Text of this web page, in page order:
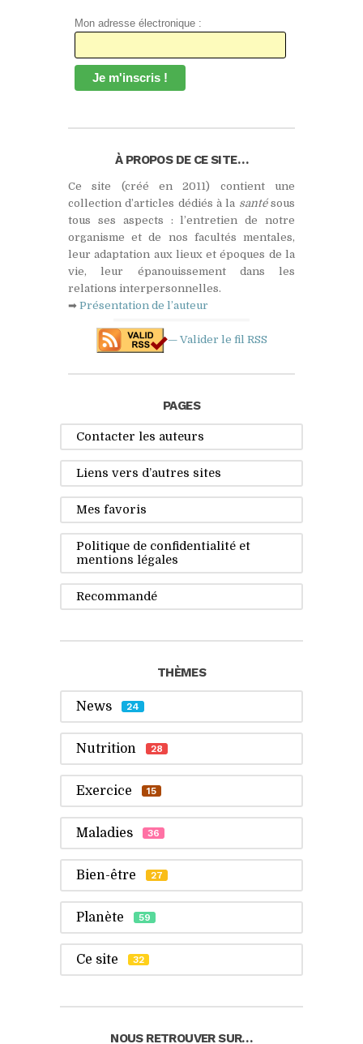
Mon adresse électronique :
À PROPOS DE CE SITE…
Ce site (créé en 2011) contient une
collection d’articles dédiés à la santésous
tous ses aspects : l’entretien de notre
organisme et de nos facultés mentales,
leur adaptation aux lieux et époques de la
vie, leur épanouissement dans les
relations interpersonnelles.
➡ Présentation de l’auteur
— Valider le fil RSS
PAGES
Contacter les auteurs
Liens vers d’autres sites
Mes favoris
Politique de confidentialité et
mentions légales
Recommandé
THÈMES
News 24
Nutrition 28
Exercice 15
Maladies 36
Bien-être 27
Planète 59
Ce site 32
NOUS RETROUVER SUR…